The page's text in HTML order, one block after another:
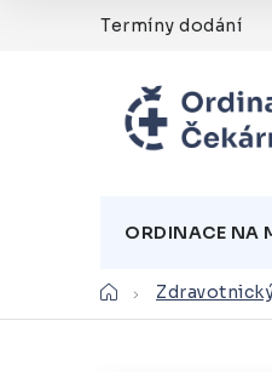
Termíny dodání
ORDINACE NA
Domů